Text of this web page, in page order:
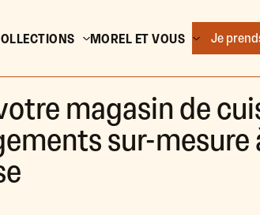
MOREL ET VOUS Je
magasin de
sur-mesure